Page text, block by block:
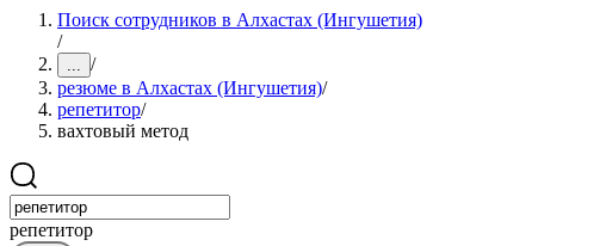
Поиск сотрудников в Алхастах (Ингушетия)
/
... /
резюме в Алхастах (Ингушетия)/
репетитор/
вахтовый метод
репетитор